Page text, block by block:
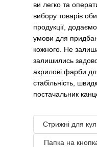
ви легко та
вибору товарів
продукції,
умови для
кожного. Не
залишились
акрилові фарби
стабільність,
постачальник
Стрижні для
Папка на